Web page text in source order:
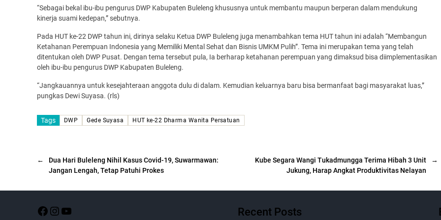
“Sebagai bekal ibu-ibu pengurus DWP Kabupaten Buleleng khususnya untuk membantu maupun berperan dalam mendukung
kinerja suami kedepan,” sebutnya.
Pada HUT ke-22 DWP tahun ini, dirinya selaku Ketua DWP Buleleng juga menambahkan tema HUT tahun ini adalah “Membangun
Ketahanan Perempuan Indonesia yang Memiliki Mental Sehat dan Bisnis UMKM Pulih”. Tema ini merupakan tema yang telah
ditentukan oleh DWP Pusat. Dengan tema tersebut pula, Ia berharap ketahanan perempuan yang dimaksud bisa diimplementasikan
oleh ibu-ibu pengurus DWP Kabupaten Buleleng.
“Jangkauannya untuk kesejahteraan anggota dulu di dalam. Kemudian keluarnya baru bisa bermanfaat bagi masyarakat luas,”
pungkas Dewi Suyasa. (rls)
Tags DWP Gede Suyasa HUT ke-22 Dharma Wanita Persatuan
←
Dua Hari Buleleng Nihil Kasus Covid-19, Suwarmawan:
Jangan Lengah, Tetap Patuhi Prokes
→
Kube Segara Wangi Tukadmungga Terima Hibah 3 Unit
Jukung, Harap Angkat Produktivitas Nelayan
Recent Posts